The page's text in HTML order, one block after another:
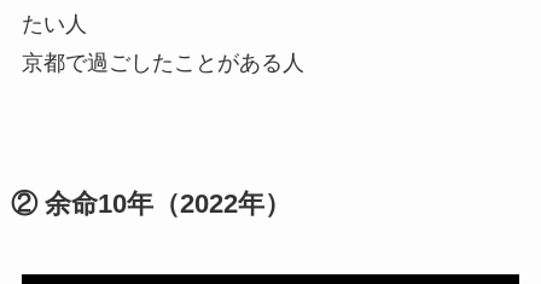
たい人
京都で過ごしたことがある人
② 余命10年（2022年）